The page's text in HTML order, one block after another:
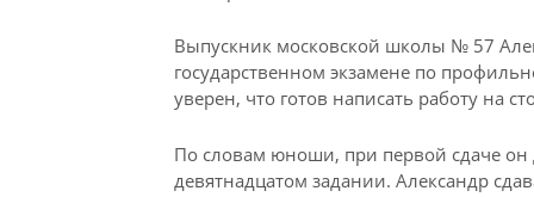
Выпускник московской школы № 57
государственном экзамене по
уверен, что готов написать работу на
По словам юноши, при первой сдаче он
девятнадцатом задании. Александр